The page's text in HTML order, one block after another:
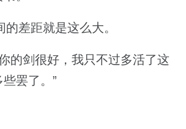
差距就是这么大。
的剑很好，我只不过多活了这
罢了。”